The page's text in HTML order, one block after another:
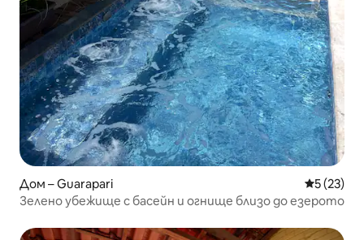
Дом – Guarapari Средна
5 (23)
Зелено убежище с басейн и огнище близо до езерото